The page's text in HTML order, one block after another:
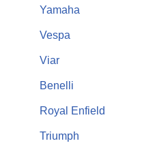
Yamaha
Vespa
Viar
Benelli
Royal Enfield
Triumph